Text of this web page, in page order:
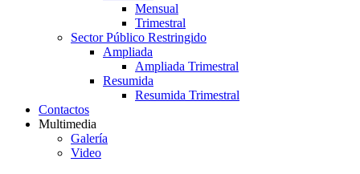
Mensual
Trimestral
Sector Público Restringido
Ampliada
Ampliada Trimestral
Resumida
Resumida Trimestral
Contactos
Multimedia
Galería
Video